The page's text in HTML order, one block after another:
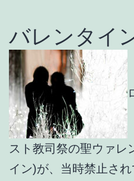
バレンタイ
スト教司祭の聖ウァレ
イン)が、当時禁止さ